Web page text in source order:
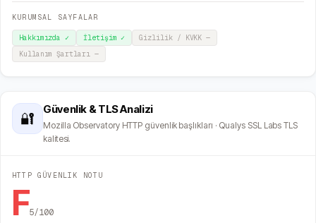
KURUMSAL SAYFALAR
Hakkımızda ✓ İletişim ✓ Gizlilik / KVKK —
Kullanım Şartları —
🔐
Güvenlik & TLS Analizi
Mozilla Observatory HTTP güvenlik başlıkları · Qualys SSL Labs TLS
kalitesi.
HTTP GÜVENLIK NOTU
F5/100